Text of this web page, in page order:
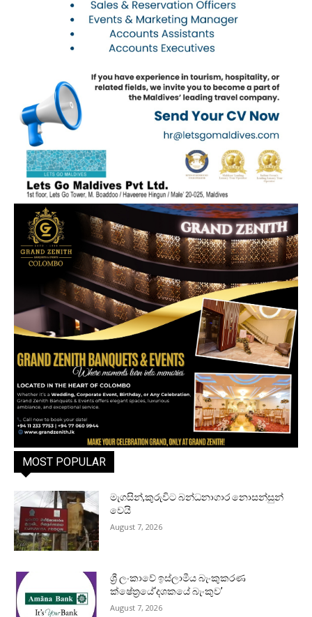
MOST POPULAR
මැගසින්,කුරුවිට බන්ධනාගාර නොසන්සුන්
වෙයි
August 7, 2026
ශ්‍රී ලංකාවේ ඉස්ලාමීය බැංකුකරණ
ක්ෂේත්‍රයේ‘දශකයේ බැංකුව’
August 7, 2026